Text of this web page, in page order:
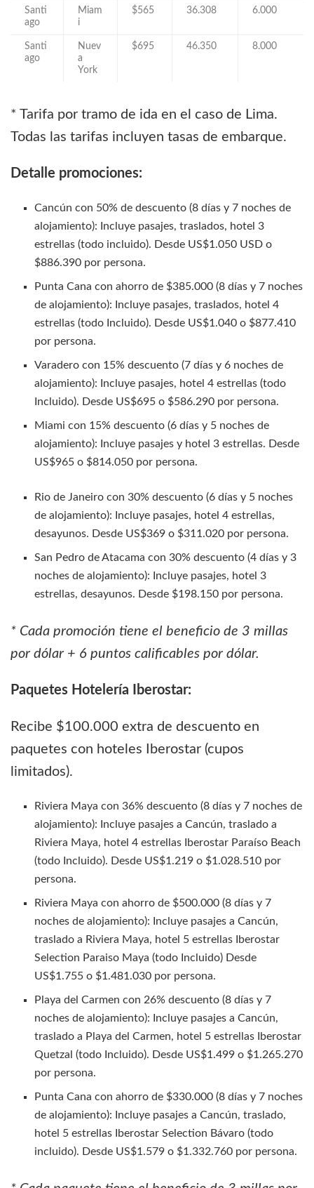
Santi
ago
Miam
i
$565 36.308 6.000
Santi
ago
Nuev
a
York
$695 46.350 8.000
* Tarifa por tramo de ida en el caso de Lima.
Todas las tarifas incluyen tasas de embarque.
Detalle promociones:
Cancún con 50% de descuento (8 días y 7 noches de
alojamiento): Incluye pasajes, traslados, hotel 3
estrellas (todo incluido). Desde US$1.050 USD o
$886.390 por persona.
Punta Cana con ahorro de $385.000 (8 días y 7 noches
de alojamiento): Incluye pasajes, traslados, hotel 4
estrellas (todo Incluido). Desde US$1.040 o $877.410
por persona.
Varadero con 15% descuento (7 días y 6 noches de
alojamiento): Incluye pasajes, hotel 4 estrellas (todo
Incluido). Desde US$695 o $586.290 por persona.
Miami con 15% descuento (6 días y 5 noches de
alojamiento): Incluye pasajes y hotel 3 estrellas. Desde
US$965 o $814.050 por persona.
Rio de Janeiro con 30% descuento (6 días y 5 noches
de alojamiento): Incluye pasajes, hotel 4 estrellas,
desayunos. Desde US$369 o $311.020 por persona.
San Pedro de Atacama con 30% descuento (4 días y 3
noches de alojamiento): Incluye pasajes, hotel 3
estrellas, desayunos. Desde $198.150 por persona.
* Cada promoción tiene el beneficio de 3 millas
por dólar + 6 puntos calificables por dólar.
Paquetes Hotelería Iberostar:
Recibe $100.000 extra de descuento en
paquetes con hoteles Iberostar (cupos
limitados).
Riviera Maya con 36% descuento (8 días y 7 noches de
alojamiento): Incluye pasajes a Cancún, traslado a
Riviera Maya, hotel 4 estrellas Iberostar Paraíso Beach
(todo Incluido). Desde US$1.219 o $1.028.510 por
persona.
Riviera Maya con ahorro de $500.000 (8 días y 7
noches de alojamiento): Incluye pasajes a Cancún,
traslado a Riviera Maya, hotel 5 estrellas Iberostar
Selection Paraiso Maya (todo Incluido) Desde
US$1.755 o $1.481.030 por persona.
Playa del Carmen con 26% descuento (8 días y 7
noches de alojamiento): Incluye pasajes a Cancún,
traslado a Playa del Carmen, hotel 5 estrellas Iberostar
Quetzal (todo Incluido). Desde US$1.499 o $1.265.270
por persona.
Punta Cana con ahorro de $330.000 (8 días y 7 noches
de alojamiento): Incluye pasajes a Cancún, traslado,
hotel 5 estrellas Iberostar Selection Bávaro (todo
incluido). Desde US$1.579 o $1.332.760 por persona.